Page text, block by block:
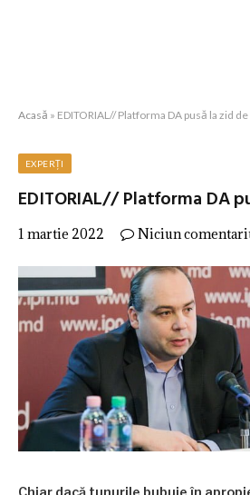
Acasă » EDITORIAL// Platforma DA pusă la zid de
EXPERȚI
EDITORIAL// Platforma DA
1 martie 2022 Niciun